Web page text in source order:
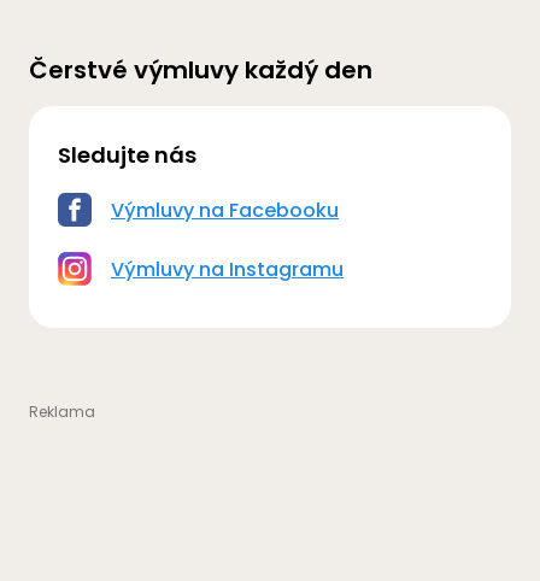
Čerstvé výmluvy každý den
Sledujte nás
Výmluvy na Facebooku
Výmluvy na Instagramu